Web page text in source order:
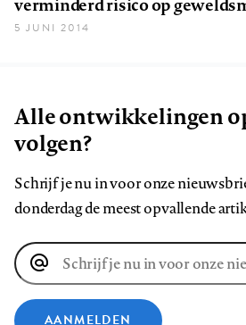
verminderd risico op
5 JUNI 2014
Alle ontwikkelingen
volgen?
Schrijf je nu in voor onze
donderdag de meest opvallende
E-
mailadres
AANMELDEN